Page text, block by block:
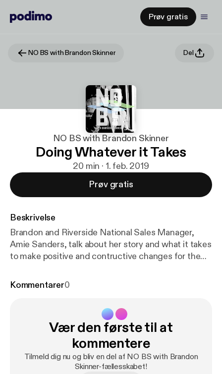
Prøv gratis
NO BS with Brandon Skinner Del
NO BS with Brandon Skinner
Doing Whatever it Takes
20 min · 1. feb. 2019
Prøv gratis
Beskrivelse
Brandon and Riverside National Sales Manager,
Amie Sanders, talk about her story and what it takes
to make positive and contructive changes for the
Kommentarer0
Vær den første til at
kommentere
Tilmeld dig nu og bliv en del af NO BS with Brandon
Skinner-fællesskabet!